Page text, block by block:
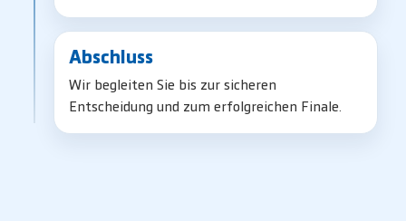
Abschluss
Wir begleiten Sie bis zur sicheren
Entscheidung und zum erfolgreichen Finale.